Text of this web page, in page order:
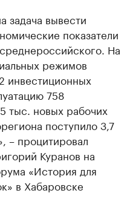
задача вывести
показатели
На
режимов
инвестиционных
758
тыс. новых рабочих
поступило 3,7
– процитировал
Куранов на
«История для
в Хабаровске